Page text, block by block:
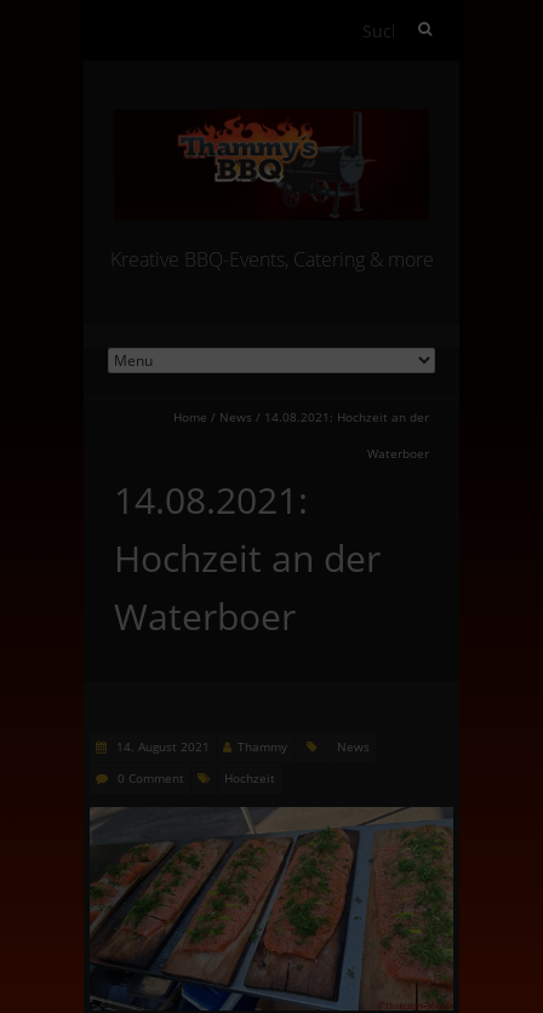
Suchen
Kreative BBQ-Events, Catering & more
Home / News / 14.08.2021: Hochzeit an der
Waterboer
14.08.2021:
Hochzeit an der
Waterboer
14. August 2021 Thammy
News
0 Comment
Hochzeit